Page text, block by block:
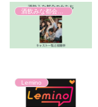
Lemino